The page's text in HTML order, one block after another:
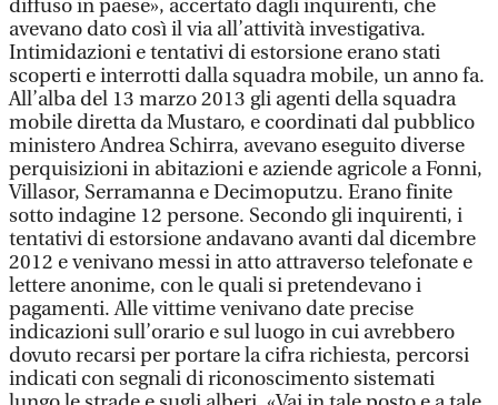
diffuso in paese», accertato dagli inquirenti, che
avevano dato così il via all’attività investigativa.
Intimidazioni e tentativi di estorsione erano stati
scoperti e interrotti dalla squadra mobile, un anno fa.
All’alba del 13 marzo 2013 gli agenti della squadra
mobile diretta da Mustaro, e coordinati dal pubblico
ministero Andrea Schirra, avevano eseguito diverse
perquisizioni in abitazioni e aziende agricole a Fonni,
Villasor, Serramanna e Decimoputzu. Erano finite
sotto indagine 12 persone. Secondo gli inquirenti, i
tentativi di estorsione andavano avanti dal dicembre
2012 e venivano messi in atto attraverso telefonate e
lettere anonime, con le quali si pretendevano i
pagamenti. Alle vittime venivano date precise
indicazioni sull’orario e sul luogo in cui avrebbero
dovuto recarsi per portare la cifra richiesta, percorsi
indicati con segnali di riconoscimento sistemati